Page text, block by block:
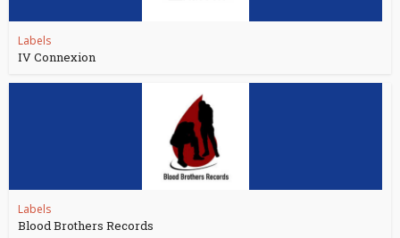
Labels
IV Connexion
Labels
Blood Brothers Records